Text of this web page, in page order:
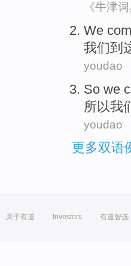
《牛津词
We
我们到
youdao
So we
所以我
youdao
更多双语
关于有道 Investors 有道智选